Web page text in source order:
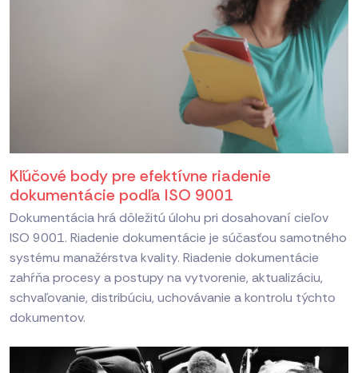
Kľúčové body pre efektívne riadenie
dokumentácie podľa ISO 9001
Dokumentácia hrá dôležitú úlohu pri dosahovaní cieľov
ISO 9001. Riadenie dokumentácie je súčasťou samotného
systému manažérstva kvality. Riadenie dokumentácie
zahŕňa procesy a postupy na vytvorenie, aktualizáciu,
schvaľovanie, distribúciu, uchovávanie a kontrolu týchto
dokumentov.